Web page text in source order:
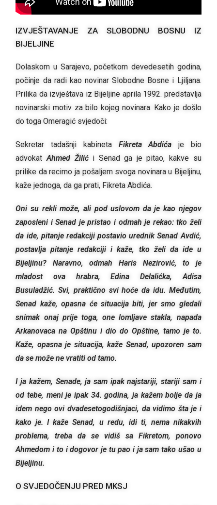
IZVJEŠTAVANJE ZA SLOBODNU BOSNU IZ
BIJELJINE
Dolaskom u Sarajevo, početkom devedesetih godina,
počinje da radi kao novinar Slobodne Bosne i Ljiljana.
Prilika da izvještava iz Bijeljine aprila 1992. predstavlja
novinarski motiv za bilo kojeg novinara. Kako je došlo
do toga Omeragić svjedoči:
Sekretar tadašnji kabineta Fikreta Abdića je bio
advokat Ahmed Žilić i Senad ga je pitao, kakve su
prilike da recimo ja pošaljem svoga novinara u Bijeljinu,
kaže jednoga, da ga prati, Fikreta Abdića.
Oni su rekli može, ali pod uslovom da je kao njegov
zaposleni i Senad je pristao i odmah je rekao: tko želi
da ide, pitanje redakciji postavio urednik Senad Avdić,
postavlja pitanje redakciji i kaže, tko želi da ide u
Bijeljinu? Naravno, odmah Haris Nezirović, to je
mladost ova hrabra, Edina Delalićka, Adisa
Busuladžić. Svi, praktično svi hoće da idu. Međutim,
Senad kaže, opasna će situacija biti, jer smo gledali
snimak onaj prije toga, one lomljave stakla, napada
Arkanovaca na Opštinu i dio do Opštine, tamo je to.
Kaže, opasna je situacija, kaže Senad, upozoren sam
da se može ne vratiti od tamo.
I ja kažem, Senade, ja sam ipak najstariji, stariji sam i
od tebe, meni je ipak 34. godina, ja kažem bolje da ja
idem nego ovi dvadesetogodišnjaci, da vidimo šta je i
kako je. I kaže Senad, u redu, idi ti, nema nikakvih
problema, treba da se vidiš sa Fikretom, ponovo
Ahmedom i to i dogovor je tu pao i ja sam tako ušao u
Bijeljinu.
O SVJEDOČENJU PRED MKSJ